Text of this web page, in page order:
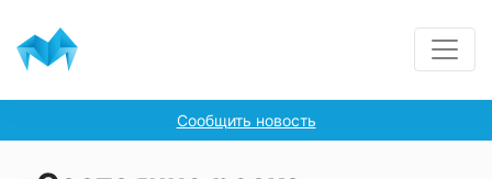
Сообщить новость